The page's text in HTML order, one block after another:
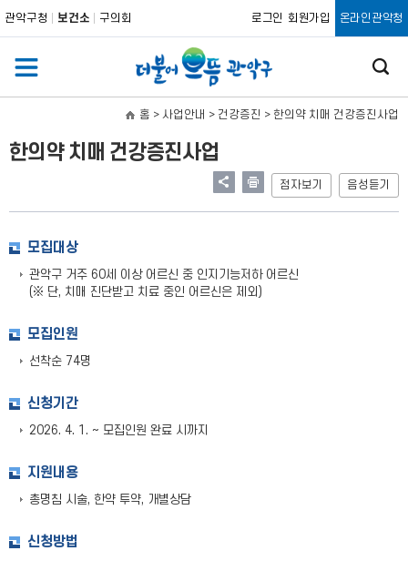
관악구청 보건소 구의회 로그인 회원가입 온라인관악청
홈 > 사업안내 > 건강증진 > 한의약 치매 건강증진사업
한의약 치매 건강증진사업
점자보기 음성듣기
모집대상
관악구 거주 60세 이상 어르신 중 인지기능저하 어르신
(※ 단, 치매 진단받고 치료 중인 어르신은 제외)
모집인원
선착순 74명
신청기간
2026. 4. 1. ~ 모집인원 완료 시까지
지원내용
총명침 시술, 한약 투약, 개별상담
신청방법